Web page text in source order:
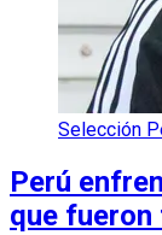
Selección
Perú
que